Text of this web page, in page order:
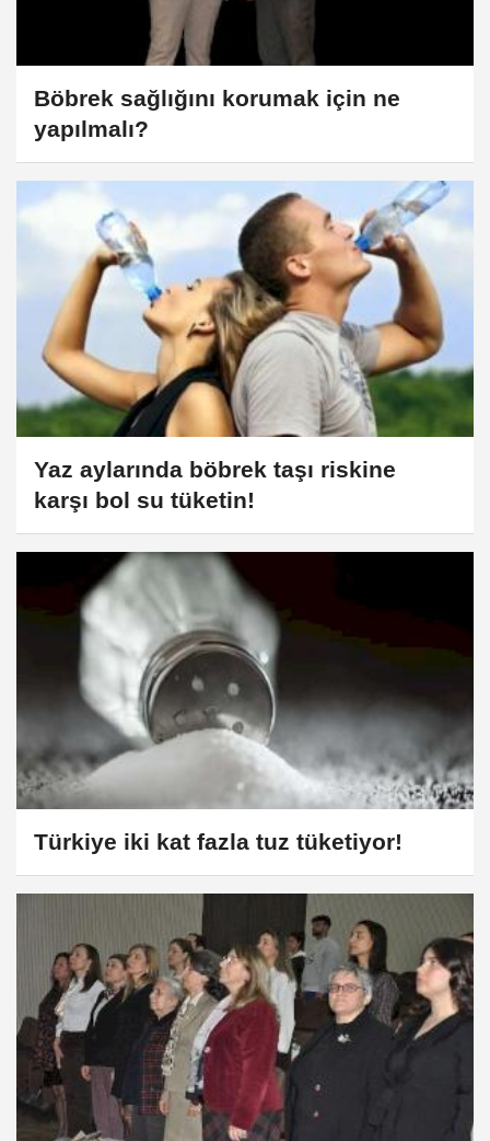
Böbrek sağlığını korumak için ne
yapılmalı?
Yaz aylarında böbrek taşı riskine
karşı bol su tüketin!
Türkiye iki kat fazla tuz tüketiyor!